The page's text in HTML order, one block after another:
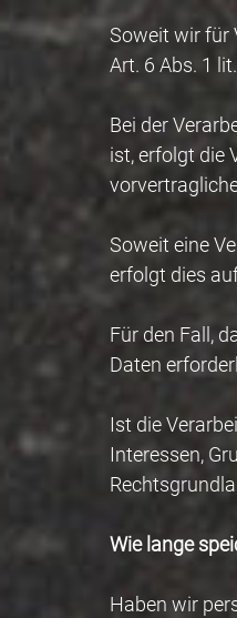
Soweit wir für
Art. 6 Abs. 1
Bei der
ist, erfolgt die
Soweit eine
erfolgt dies
Für den Fall,
Daten
Ist die
Interessen,
Wie lange
Haben wir